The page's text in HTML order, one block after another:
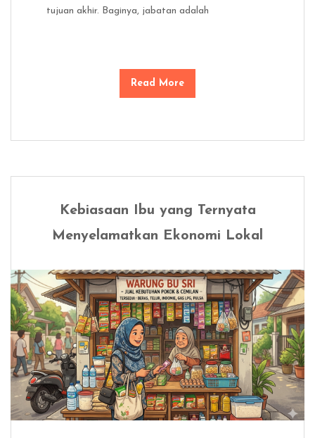
tujuan akhir. Baginya, jabatan adalah
Read More
Kebiasaan Ibu yang Ternyata
Menyelamatkan Ekonomi Lokal